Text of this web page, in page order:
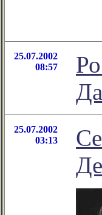
25.07.2002
08:57
25.07.2002
03:13